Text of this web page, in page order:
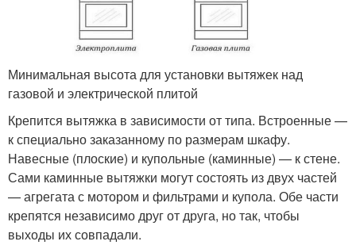
Минимальная высота для установки вытяжек над
газовой и электрической плитой
Крепится вытяжка в зависимости от типа. Встроенные —
к специально заказанному по размерам шкафу.
Навесные (плоские) и купольные (каминные) — к стене.
Сами каминные вытяжки могут состоять из двух частей
— агрегата с мотором и фильтрами и купола. Обе части
крепятся независимо друг от друга, но так, чтобы
выходы их совпадали.